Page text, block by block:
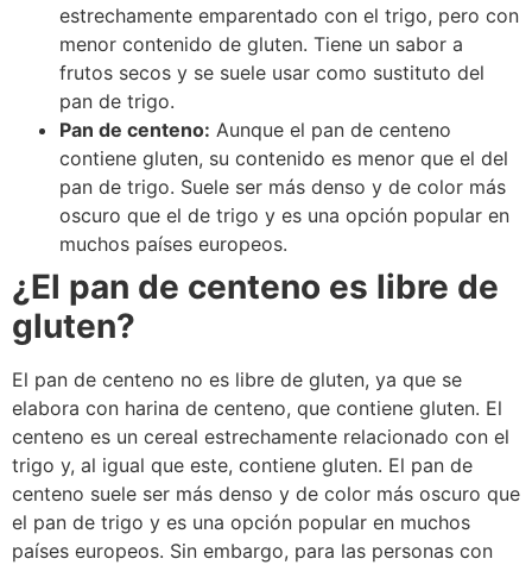
estrechamente emparentado con el trigo, pero con
menor contenido de gluten. Tiene un sabor a
frutos secos y se suele usar como sustituto del
pan de trigo.
Pan de centeno: Aunque el pan de centeno
contiene gluten, su contenido es menor que el del
pan de trigo. Suele ser más denso y de color más
oscuro que el de trigo y es una opción popular en
muchos países europeos.
¿El pan de centeno es libre de
gluten?
El pan de centeno no es libre de gluten, ya que se
elabora con harina de centeno, que contiene gluten. El
centeno es un cereal estrechamente relacionado con el
trigo y, al igual que este, contiene gluten. El pan de
centeno suele ser más denso y de color más oscuro que
el pan de trigo y es una opción popular en muchos
países europeos. Sin embargo, para las personas con